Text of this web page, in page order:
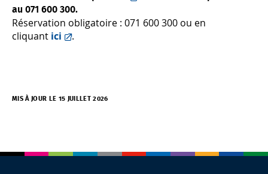
au 071 600 300.
Réservation obligatoire : 071 600 300 ou en
cliquant ici .
MIS À JOUR LE 15 JUILLET 2026